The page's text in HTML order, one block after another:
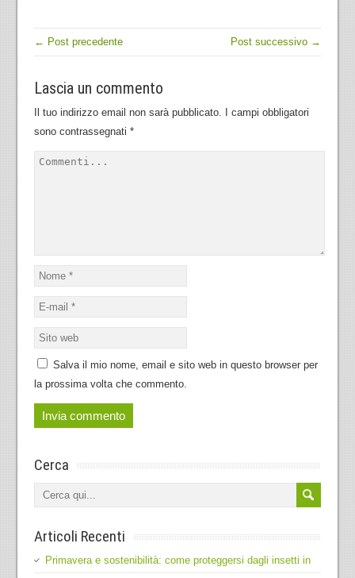
← Post precedente Post successivo →
Lascia un commento
Il tuo indirizzo email non sarà pubblicato. I campi obbligatori
sono contrassegnati *
Salva il mio nome, email e sito web in questo browser per
la prossima volta che commento.
Cerca
Articoli Recenti
Primavera e sostenibilità: come proteggersi dagli insetti in